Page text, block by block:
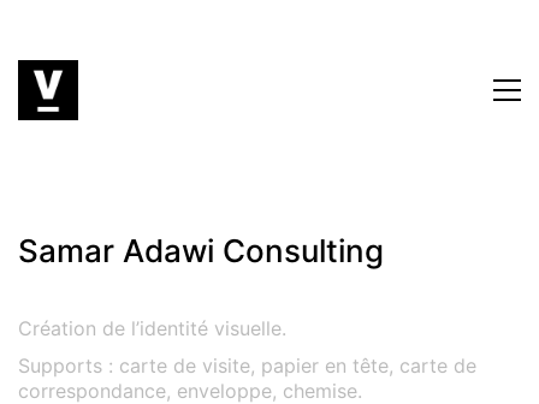
Samar Adawi Consulting
Création de l’identité visuelle.
Supports : carte de visite, papier en tête, carte de
correspondance, enveloppe, chemise.